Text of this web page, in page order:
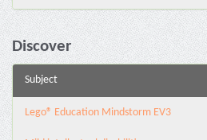
Discover
Subject
Lego® Education Mindstorm EV3